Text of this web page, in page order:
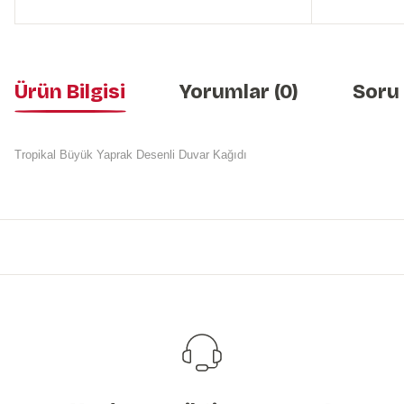
Ürün Bilgisi Yorumlar (0) Soru
Tropikal Büyük Yaprak Desenli Duvar Kağıdı
Bu ürüne benzer farklı alternatifler olmalı.